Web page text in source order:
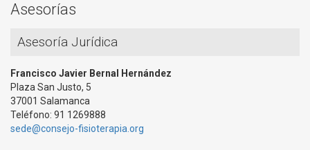
Asesorías
Asesoría Jurídica
Francisco Javier Bernal Hernández
Plaza San Justo, 5
37001 Salamanca
Teléfono: 91 1269888
sede@consejo-fisioterapia.org